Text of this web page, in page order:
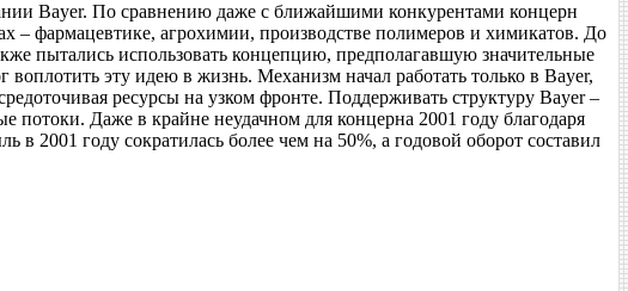
Bayer. По сравнению даже с ближайшими конкурентами концерн
– фармацевтике, агрохимии, производстве полимеров и химикатов. До
пытались использовать концепцию, предполагавшую значительные
эту идею в жизнь. Механизм начал работать только в Bayer,
ресурсы на узком фронте. Поддерживать структуру Bayer –
потоки. Даже в крайне неудачном для концерна 2001 году благодаря
в 2001 году сократилась более чем на 50%, а годовой оборот составил